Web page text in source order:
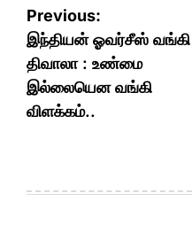
Post
navigation
Previous:
இந்தியன் ஓவர்சீஸ் வங்கி
திவாலா : உண்மை
இல்லையென வங்கி
விளக்கம்..